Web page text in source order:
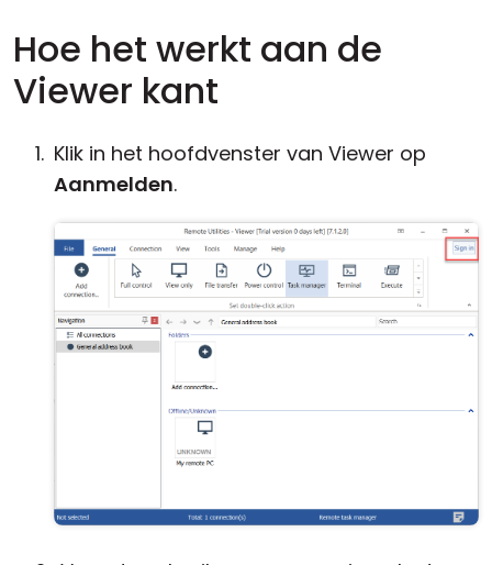
Hoe het werkt aan de
Viewer kant
Klik in het hoofdvenster van Viewer op
Aanmelden.